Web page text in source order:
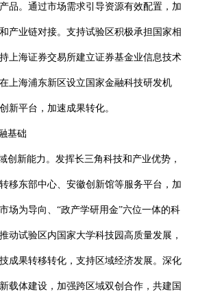
品。通过市场需求引导资源有效配置，加
产业链对接。支持试验区积极承担国家相
上海证券交易所建立证券基金业信息技术
上海浦东新区设立国家金融科技研发机
新平台，加速成果转化。
基础
创新能力。发挥长三角科技和产业优势，
移东部中心、安徽创新馆等服务平台，加
场为导向、 “政产学研用金”六位一体的科
动试验区内国家大学科技园高质量发展，
成果转移转化，支持区域经济发展。深化
载体建设，加强跨区域双创合作，共建国